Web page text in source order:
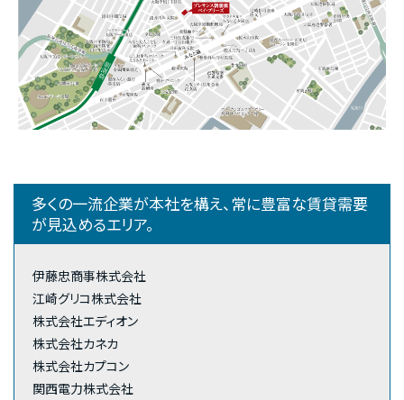
多くの一流企業が本社を構え、常に豊富な賃貸需要
が見込めるエリア。
伊藤忠商事株式会社
江崎グリコ株式会社
株式会社エディオン
株式会社カネカ
株式会社カプコン
関西電力株式会社